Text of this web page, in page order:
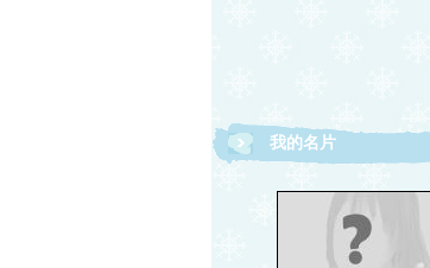
我的名片